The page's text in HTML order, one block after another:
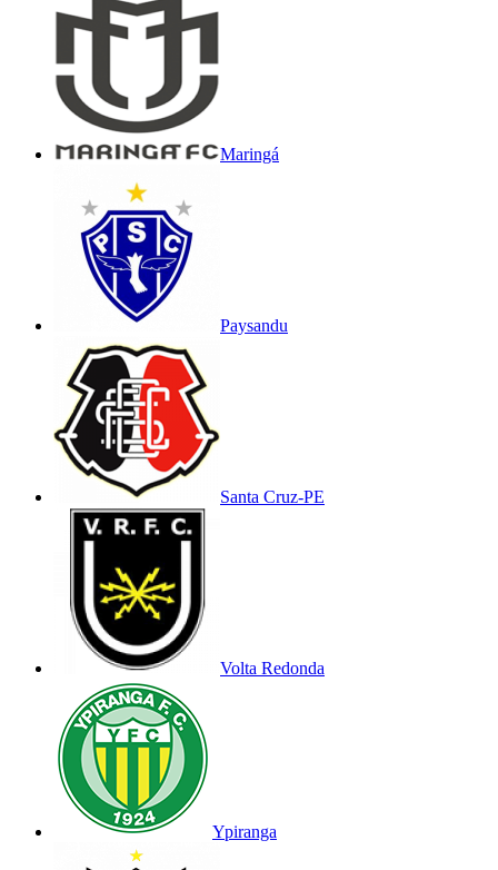
Maringá
Paysandu
Santa Cruz-PE
Volta Redonda
Ypiranga